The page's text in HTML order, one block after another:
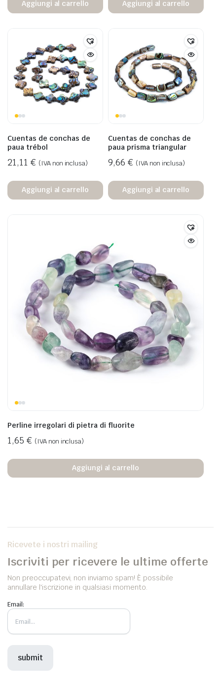
Aggiungi al carrello Aggiungi al carrello
Cuentas de conchas de
paua trébol
21,11 € (IVA non inclusa)
Aggiungi al carrello
Cuentas de conchas de
paua prisma triangular
9,66 € (IVA non inclusa)
Aggiungi al carrello
Perline irregolari di pietra di fluorite
1,65 € (IVA non inclusa)
Aggiungi al carrello
Ricevete i nostri mailing
Iscriviti per ricevere le ultime offerte
Non preoccupatevi, non inviamo spam! È possibile
annullare l'iscrizione in qualsiasi momento.
Email: